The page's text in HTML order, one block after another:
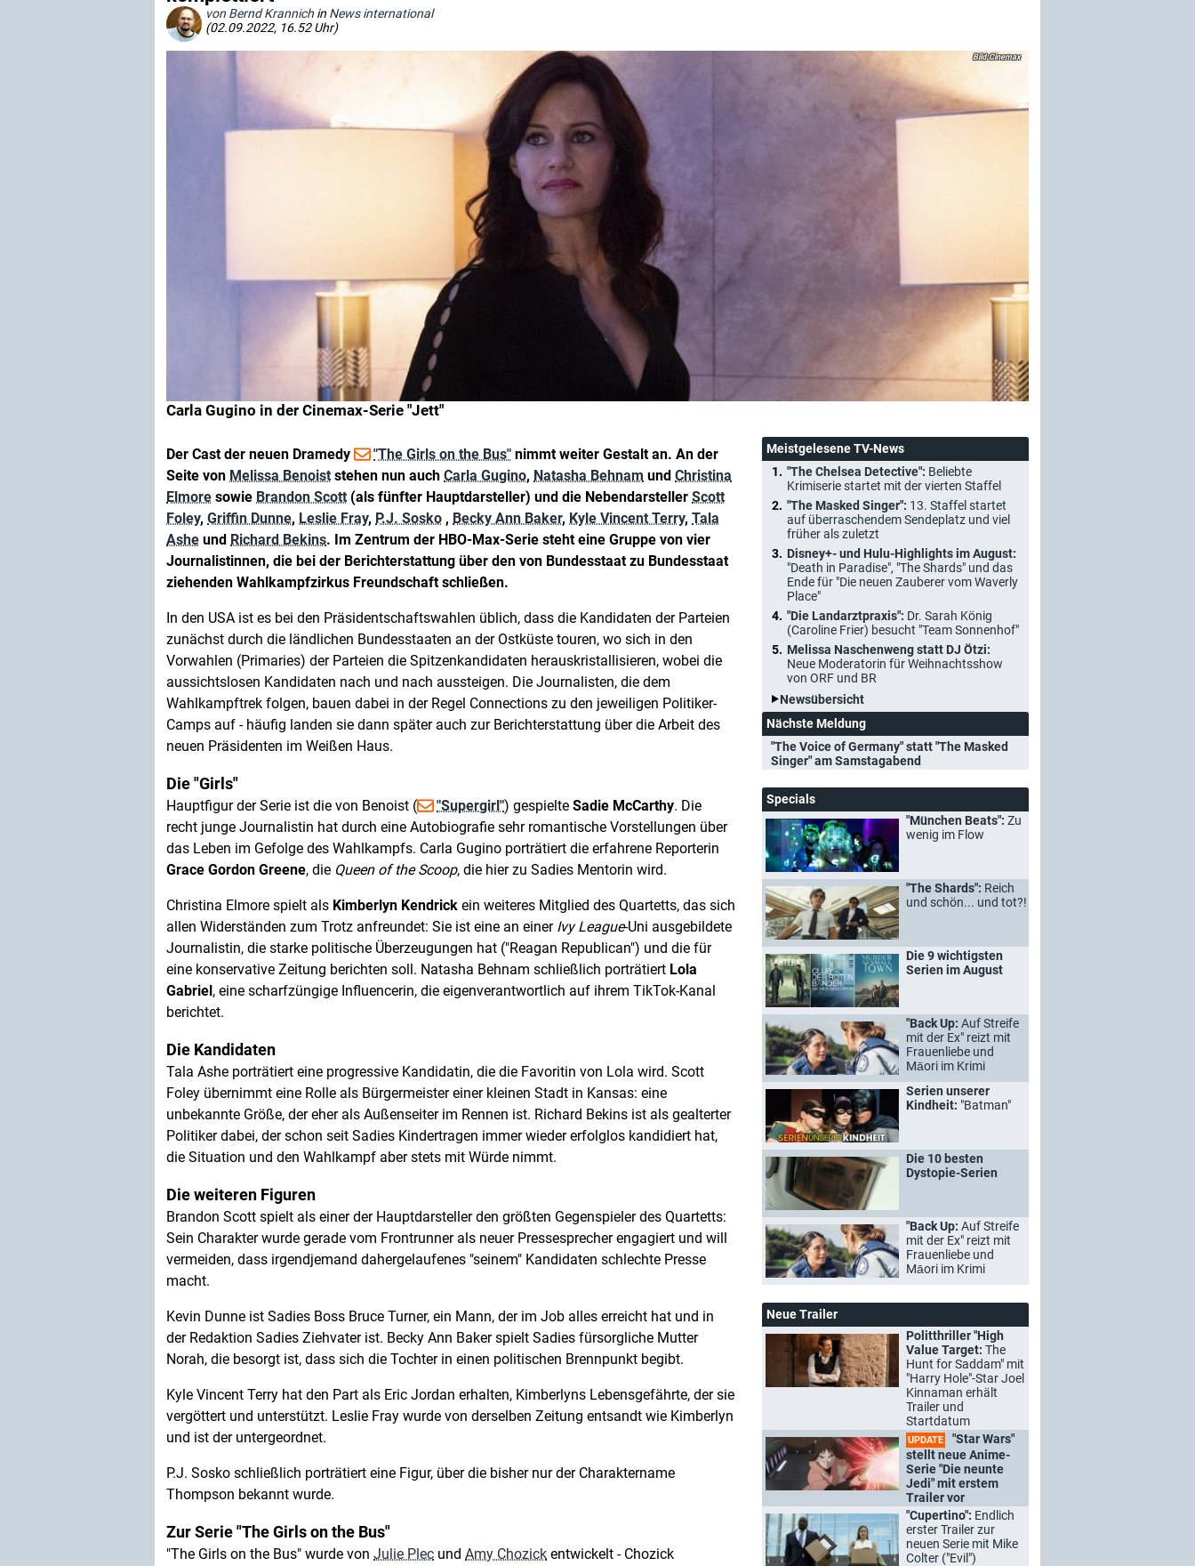
von Bernd Krannich in News international
(02.09.2022, 16.52 Uhr)
Carla Gugino in der Cinemax-Serie "Jett"
Cinemax
Der Cast der neuen Dramedy "The Girls on the Bus" nimmt weiter Gestalt an. An der
Seite von Melissa Benoist stehen nun auch Carla Gugino, Natasha Behnam und Christina
Elmore sowie Brandon Scott (als fünfter Hauptdarsteller) und die Nebendarsteller Scott
Foley, Griffin Dunne, Leslie Fray, P.J. Sosko , Becky Ann Baker, Kyle Vincent Terry, Tala
Ashe und Richard Bekins. Im Zentrum der HBO-Max-Serie steht eine Gruppe von vier
Journalistinnen, die bei der Berichterstattung über den von Bundesstaat zu Bundesstaat
ziehenden Wahlkampfzirkus Freundschaft schließen.
In den USA ist es bei den Präsidentschaftswahlen üblich, dass die Kandidaten der Parteien
zunächst durch die ländlichen Bundesstaaten an der Ostküste touren, wo sich in den
Vorwahlen (Primaries) der Parteien die Spitzenkandidaten herauskristallisieren, wobei die
aussichtslosen Kandidaten nach und nach aussteigen. Die Journalisten, die dem
Wahlkampftrek folgen, bauen dabei in der Regel Connections zu den jeweiligen Politiker-
Camps auf - häufig landen sie dann später auch zur Berichterstattung über die Arbeit des
neuen Präsidenten im Weißen Haus.
Die "Girls"
Hauptfigur der Serie ist die von Benoist ( "Supergirl") gespielte Sadie McCarthy. Die
recht junge Journalistin hat durch eine Autobiografie sehr romantische Vorstellungen über
das Leben im Gefolge des Wahlkampfs. Carla Gugino porträtiert die erfahrene Reporterin
Grace Gordon Greene, die Queen of the Scoop, die hier zu Sadies Mentorin wird.
Christina Elmore spielt als Kimberlyn Kendrick ein weiteres Mitglied des Quartetts, das sich
allen Widerständen zum Trotz anfreundet: Sie ist eine an einer Ivy League-Uni ausgebildete
Journalistin, die starke politische Überzeugungen hat ("Reagan Republican") und die für
eine konservative Zeitung berichten soll. Natasha Behnam schließlich porträtiert Lola
Gabriel, eine scharfzüngige Influencerin, die eigenverantwortlich auf ihrem TikTok-Kanal
berichtet.
Die Kandidaten
Tala Ashe porträtiert eine progressive Kandidatin, die die Favoritin von Lola wird. Scott
Foley übernimmt eine Rolle als Bürgermeister einer kleinen Stadt in Kansas: eine
unbekannte Größe, der eher als Außenseiter im Rennen ist. Richard Bekins ist als gealterter
Politiker dabei, der schon seit Sadies Kindertragen immer wieder erfolglos kandidiert hat,
die Situation und den Wahlkampf aber stets mit Würde nimmt.
Die weiteren Figuren
Brandon Scott spielt als einer der Hauptdarsteller den größten Gegenspieler des Quartetts:
Sein Charakter wurde gerade vom Frontrunner als neuer Pressesprecher engagiert und will
vermeiden, dass irgendjemand dahergelaufenes "seinem" Kandidaten schlechte Presse
macht.
Kevin Dunne ist Sadies Boss Bruce Turner, ein Mann, der im Job alles erreicht hat und in
der Redaktion Sadies Ziehvater ist. Becky Ann Baker spielt Sadies fürsorgliche Mutter
Norah, die besorgt ist, dass sich die Tochter in einen politischen Brennpunkt begibt.
Kyle Vincent Terry hat den Part als Eric Jordan erhalten, Kimberlyns Lebensgefährte, der sie
vergöttert und unterstützt. Leslie Fray wurde von derselben Zeitung entsandt wie Kimberlyn
und ist der untergeordnet.
P.J. Sosko schließlich porträtiert eine Figur, über die bisher nur der Charaktername
Thompson bekannt wurde.
Zur Serie "The Girls on the Bus"
"The Girls on the Bus" wurde von Julie Plec und Amy Chozick entwickelt - Chozick
Meistgelesene TV-News
"The Chelsea Detective": Beliebte
Krimiserie startet mit der vierten Staffel
"The Masked Singer": 13. Staffel startet
auf überraschendem Sendeplatz und viel
früher als zuletzt
Disney+- und Hulu-Highlights im August:
"Death in Paradise", "The Shards" und das
Ende für "Die neuen Zauberer vom Waverly
Place"
"Die Landarztpraxis": Dr. Sarah König
(Caroline Frier) besucht "Team Sonnenhof"
Melissa Naschenweng statt DJ Ötzi:
Neue Moderatorin für Weihnachtsshow
von ORF und BR
Newsübersicht
Nächste Meldung
"The Voice of Germany" statt "The Masked
Singer" am Samstagabend
Specials
"München Beats": Zu
wenig im Flow
"The Shards": Reich
und schön... und tot?!
Die 9 wichtigsten
Serien im August
"Back Up: Auf Streife
mit der Ex" reizt mit
Frauenliebe und
Māori im Krimi
Serien unserer
Kindheit: "Batman"
Die 10 besten
Dystopie-Serien
"Back Up: Auf Streife
mit der Ex" reizt mit
Frauenliebe und
Māori im Krimi
Neue Trailer
Politthriller "High
Value Target: The
Hunt for Saddam" mit
"Harry Hole"-Star Joel
Kinnaman erhält
Trailer und
Startdatum
UPDATE
"Star Wars"
stellt neue Anime-
Serie "Die neunte
Jedi" mit erstem
Trailer vor
"Cupertino": Endlich
erster Trailer zur
neuen Serie mit Mike
Colter ("Evil")